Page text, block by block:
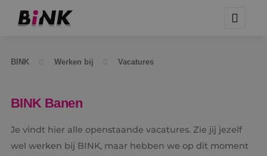
BINK Werken bij Vacatures
BINK Banen
Je vindt hier alle openstaande vacatures. Zie jij jezelf
wel werken bij BINK, maar hebben we op dit moment